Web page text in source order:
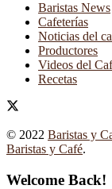
Baristas News
Cafeterías
Noticias del
Productores
Videos del
Recetas
© 2022 Baristas y
Baristas y Café.
Welcome Back!